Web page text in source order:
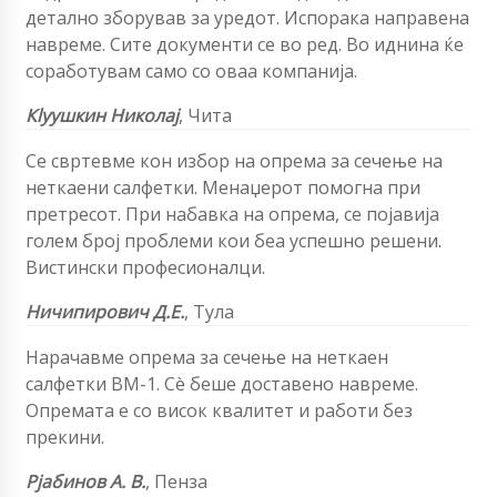
детално зборував за уредот. Испорака направена
навреме. Сите документи се во ред. Во иднина ќе
соработувам само со оваа компанија.
Кlyушкин Николај, Чита
Се свртевме кон избор на опрема за сечење на
неткаени салфетки. Менаџерот помогна при
претресот. При набавка на опрема, се појавија
голем број проблеми кои беа успешно решени.
Вистински професионалци.
Ничипирович Д.Е., Тула
Нарачавме опрема за сечење на неткаен
салфетки ВМ-1. Сè беше доставено навреме.
Опремата е со висок квалитет и работи без
прекини.
Рјабинов А. В., Пенза